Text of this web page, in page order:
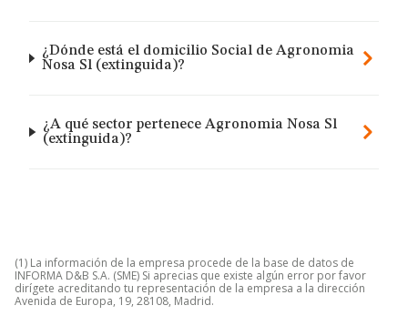
¿Dónde está el domicilio Social de Agronomia
Nosa Sl (extinguida)?
¿A qué sector pertenece Agronomia Nosa Sl
(extinguida)?
(1) La información de la empresa procede de la base de datos de
INFORMA D&B S.A. (SME) Si aprecias que existe algún error por favor
dirígete acreditando tu representación de la empresa a la dirección
Avenida de Europa, 19, 28108, Madrid.